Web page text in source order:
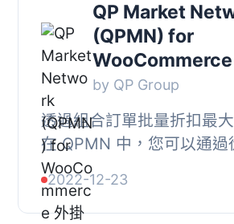
QP Market
(QPMN) for
WooCommerce
by QP Group
透過組合訂單批量折扣最
在 QPMN 中，您可以通過
戶、不同設計、不同日期的
單中進行組合，獲取批量折
我們支付多少...
2022-12-23